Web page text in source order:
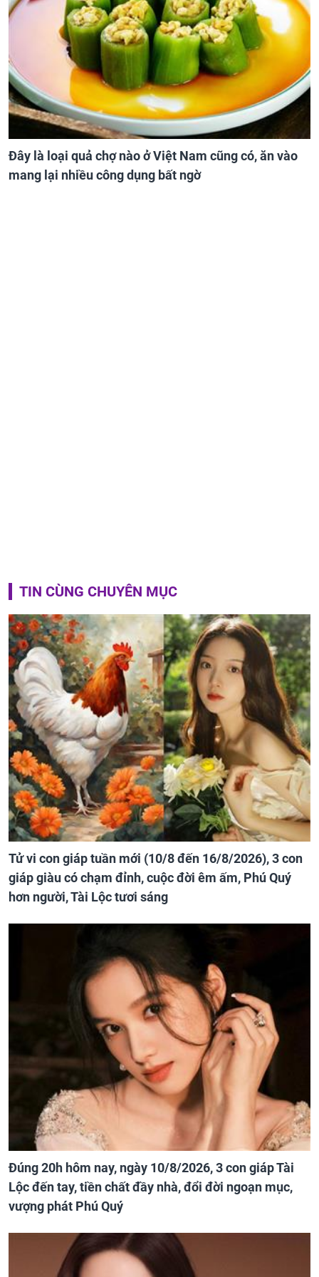
Đây là loại quả chợ nào ở Việt Nam cũng có, ăn vào
mang lại nhiều công dụng bất ngờ
TIN CÙNG CHUYÊN MỤC
Tử vi con giáp tuần mới (10/8 đến 16/8/2026), 3 con
giáp giàu có chạm đỉnh, cuộc đời êm ấm, Phú Quý
hơn người, Tài Lộc tươi sáng
Đúng 20h hôm nay, ngày 10/8/2026, 3 con giáp Tài
Lộc đến tay, tiền chất đầy nhà, đổi đời ngoạn mục,
vượng phát Phú Quý